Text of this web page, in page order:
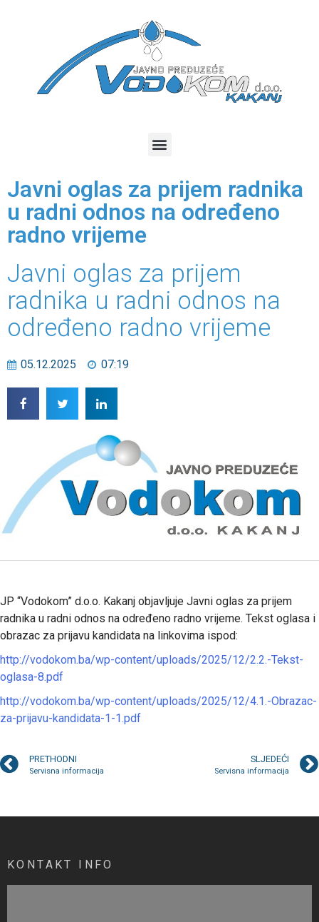
Javni oglas za prijem radnika
u radni odnos na određeno
radno vrijeme
Javni oglas za prijem
radnika u radni odnos na
određeno radno vrijeme
05.12.2025 07:19
JP “Vodokom” d.o.o. Kakanj objavljuje Javni oglas za prijem
radnika u radni odnos na određeno radno vrijeme. Tekst oglasa i
obrazac za prijavu kandidata na linkovima ispod:
http://vodokom.ba/wp-content/uploads/2025/12/2.2.-Tekst-
oglasa-8.pdf
http://vodokom.ba/wp-content/uploads/2025/12/4.1.-Obrazac-
za-prijavu-kandidata-1-1.pdf
PRETHODNI
Servisna informacija
SLJEDEĆI
Servisna informacija
KONTAKT INFO